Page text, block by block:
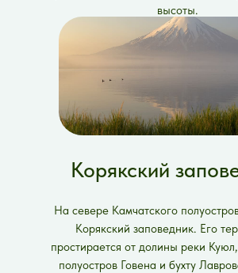
высоты.
Корякский
На севере Камчатского
Корякский заповедник. Его
простирается от долины реки
полуостров Говена и бухту